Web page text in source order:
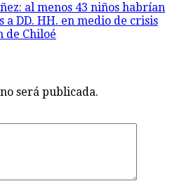
al menos 43 niños habrían
DD. HH. en medio de crisis
de Chiloé
será publicada.